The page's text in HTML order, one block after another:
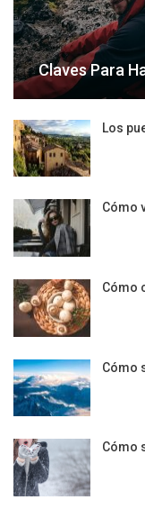
Claves Para
Los
Cómo
Cómo
Cómo
Cómo